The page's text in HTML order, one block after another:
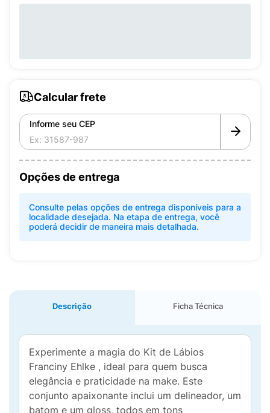
Calcular frete
Informe seu CEP
Opções de entrega
Consulte pelas opções de entrega disponíveis para a
localidade desejada. Na etapa de entrega, você
poderá decidir de maneira mais detalhada.
Descrição Ficha Técnica
Experimente a magia do Kit de Lábios
Franciny Ehlke , ideal para quem busca
elegância e praticidade na make. Este
conjunto apaixonante inclui um delineador, um
batom e um gloss, todos em tons